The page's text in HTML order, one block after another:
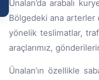
Ünalan’da arabalı
Bölgedeki ana arterler
yönelik teslimatlar,
araçlarımız,
Ünalan’ın özellikle